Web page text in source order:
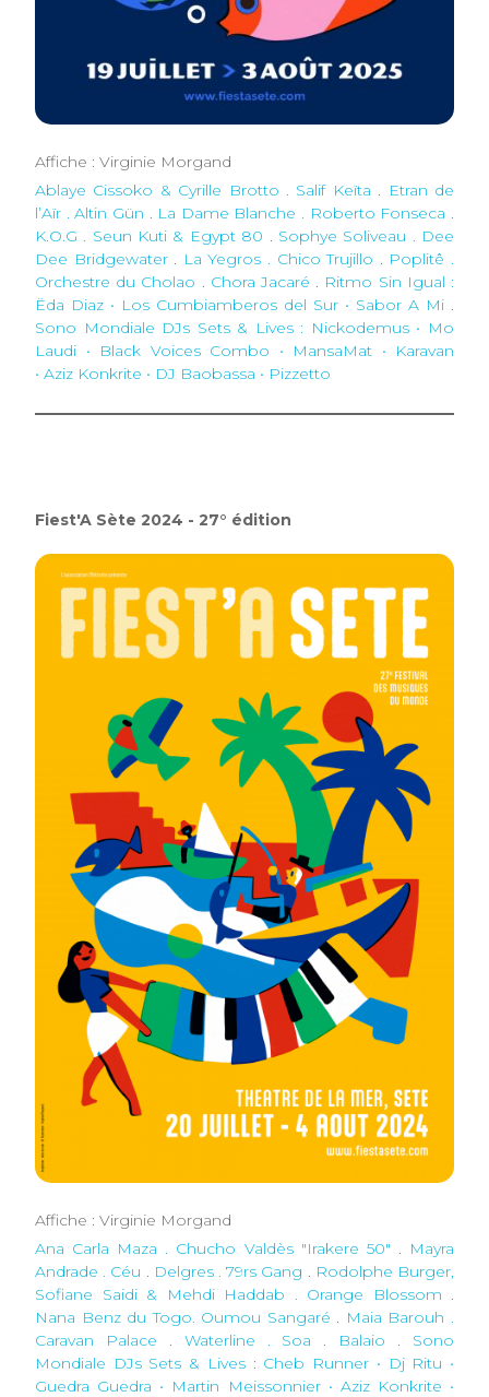
Affiche : Virginie Morgand
Ablaye Cissoko & Cyrille Brotto . Salif Keïta . Etran de
l’Aïr . Altin Gün . La Dame Blanche . Roberto Fonseca .
K.O.G . Seun Kuti & Egypt 80 . Sophye Soliveau . Dee
Dee Bridgewater. La Yegros . Chico Trujillo . Poplitê .
Orchestre du Cholao . Chora Jacaré . Ritmo Sin Igual :
Ëda Diaz • Los Cumbiamberos del Sur • Sabor A Mi .
Sono Mondiale DJs Sets & Lives : Nickodemus • Mo
Laudi • Black Voices Combo • MansaMat • Karavan
• Aziz Konkrite • DJ Baobassa • Pizzetto
Fiest'A Sète 2024 - 27° édition
Affiche : Virginie Morgand
Ana Carla Maza . Chucho Valdès "Irakere 50" . Mayra
Andrade . Céu . Delgres . 79rs Gang . Rodolphe Burger,
Sofiane Saidi & Mehdi Haddab . Orange Blossom .
Nana Benz du Togo. Oumou Sangaré . Maia Barouh .
Caravan Palace . Waterline . Soa . Balaio . Sono
Mondiale DJs Sets & Lives: Cheb Runner • Dj Ritu •
Guedra Guedra • Martin Meissonnier • Aziz Konkrite •